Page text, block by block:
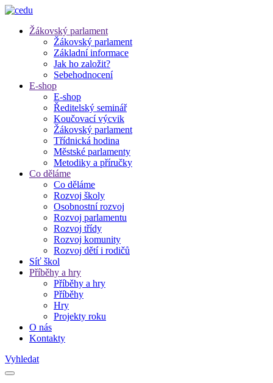
Žákovský parlament
Žákovský parlament
Základní informace
Jak ho založit?
Sebehodnocení
E-shop
E-shop
Ředitelský seminář
Koučovací výcvik
Žákovský parlament
Třídnická hodina
Městské parlamenty
Metodiky a příručky
Co děláme
Co děláme
Rozvoj školy
Osobnostní rozvoj
Rozvoj parlamentu
Rozvoj třídy
Rozvoj komunity
Rozvoj dětí i rodičů
Síť škol
Příběhy a hry
Příběhy a hry
Příběhy
Hry
Projekty roku
O nás
Kontakty
Vyhledat